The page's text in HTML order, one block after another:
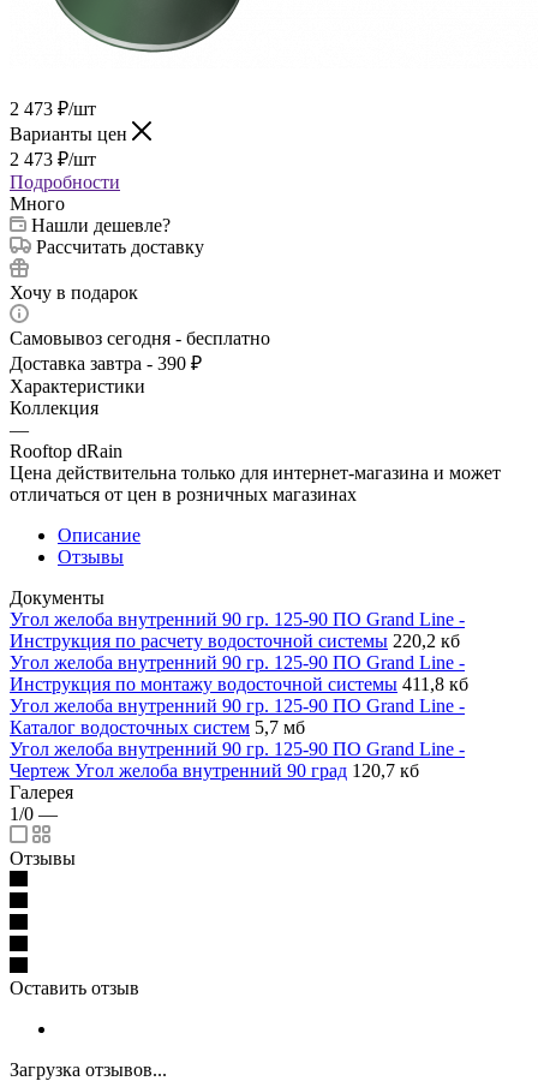
2 473 ₽/шт
Варианты цен
2 473 ₽/шт
Подробности
Много
Нашли дешевле?
Рассчитать доставку
Хочу в подарок
Самовывоз сегодня - бесплатно
Доставка завтра - 390 ₽
Характеристики
Коллекция
—
Rooftop dRain
Цена действительна только для интернет-магазина и может
отличаться от цен в розничных магазинах
Описание
Отзывы
Документы
Угол желоба внутренний 90 гр. 125-90 ПО Grand Line -
Инструкция по расчету водосточной системы 220,2 кб
Угол желоба внутренний 90 гр. 125-90 ПО Grand Line -
Инструкция по монтажу водосточной системы 411,8 кб
Угол желоба внутренний 90 гр. 125-90 ПО Grand Line -
Каталог водосточных систем 5,7 мб
Угол желоба внутренний 90 гр. 125-90 ПО Grand Line -
Чертеж Угол желоба внутренний 90 град 120,7 кб
Галерея
1/0 —
Отзывы
Оставить отзыв
Загрузка отзывов...